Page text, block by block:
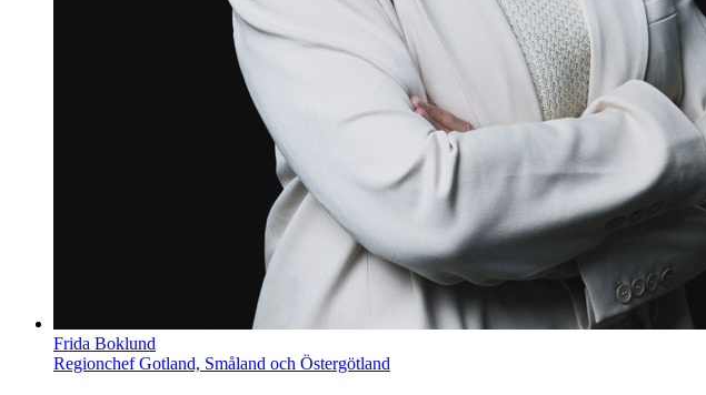
Frida Boklund
Regionchef Gotland, Småland och Östergötland